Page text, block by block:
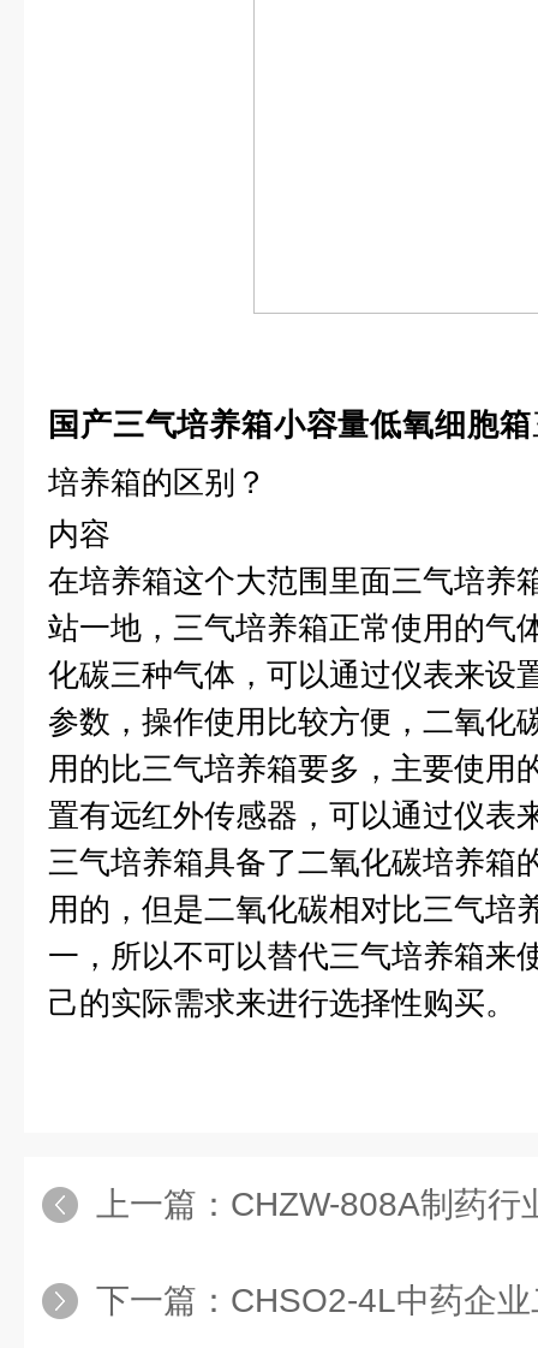
国产三气培养箱小容量低氧细胞箱
培养箱的区别？
内容
在培养箱这个大范围里面三气培养
站一地，三气培养箱正常使用的气
化碳三种气体，可以通过仪表来设
参数，操作使用比较方便，二氧化
用的比三气培养箱要多，主要使用
置有远红外传感器，可以通过仪表
三气培养箱具备了二氧化碳培养箱
用的，但是二氧化碳相对比三气培
一，所以不可以替代三气培养箱来
己的实际需求来进行选择性购买。
上一篇： CHZW-808A制药行业集
下一篇： CHSO2-4L中药企业二氧化